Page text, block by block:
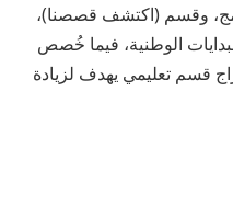
وقسم (اكتشف قصصنا)،
الوطنية، فيما خُصص
قسم تعليمي يهدف لزيادة